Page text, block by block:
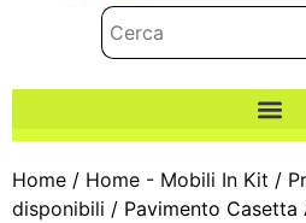
Home / Home - Mobili In Kit /
disponibili / Pavimento Casetta